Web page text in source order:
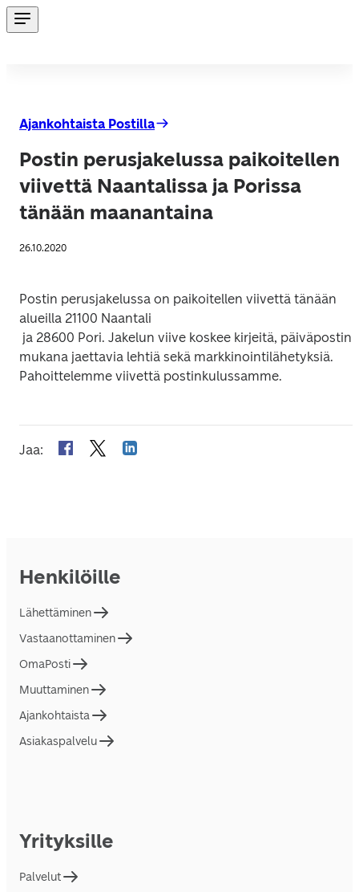
Ajankohtaista Postilla
Postin perusjakelussa paikoitellen
viivettä Naantalissa ja Porissa
tänään maanantaina
26.10.2020
Postin perusjakelussa on paikoitellen viivettä tänään
alueilla 21100 Naantali
mukana jaettavia lehtiä sekä markkinointilähetyksiä.
Pahoittelemme viivettä postinkulussamme.
Jaa:
Henkilöille
Lähettäminen
Vastaanottaminen
OmaPosti
Muuttaminen
Ajankohtaista
Asiakaspalvelu
Yrityksille
Palvelut